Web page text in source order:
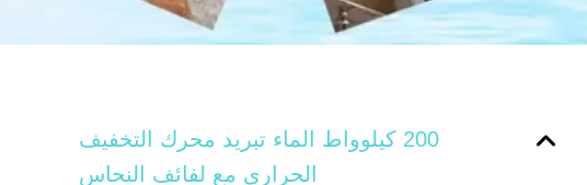
200 كيلوواط الماء تبريد محرك التخفيف
الحراري مع لفائف النحاس